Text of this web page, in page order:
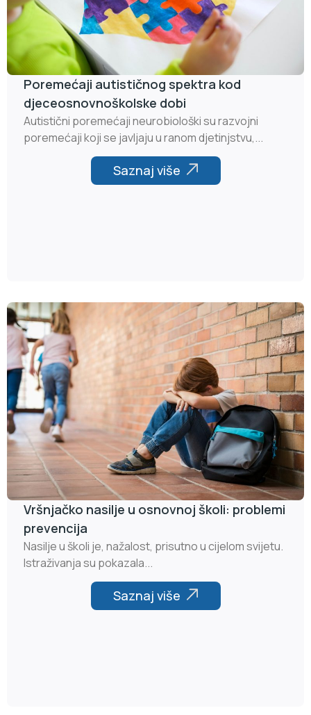
Poremećaji autističnog spektra kod
djeceosnovnoškolske dobi
Autistični poremećaji neurobiološki su razvojni
poremećaji koji se javljaju u ranom djetinjstvu,...
Saznaj više
Vršnjačko nasilje u osnovnoj školi: problemi
prevencija
Nasilje u školi je, nažalost, prisutno u cijelom svijetu.
Istraživanja su pokazala...
Saznaj više